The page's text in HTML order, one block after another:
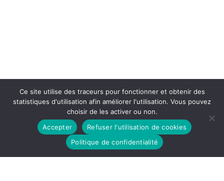
Ce site utilise des traceurs pour fonctionner et obtenir des
statistiques d'utilisation afin améliorer l'utilisation. Vous pouvez
choisir de les activer ou non.
Accepter
Refuser l'utilisation de cookies
Politique de confidentialité